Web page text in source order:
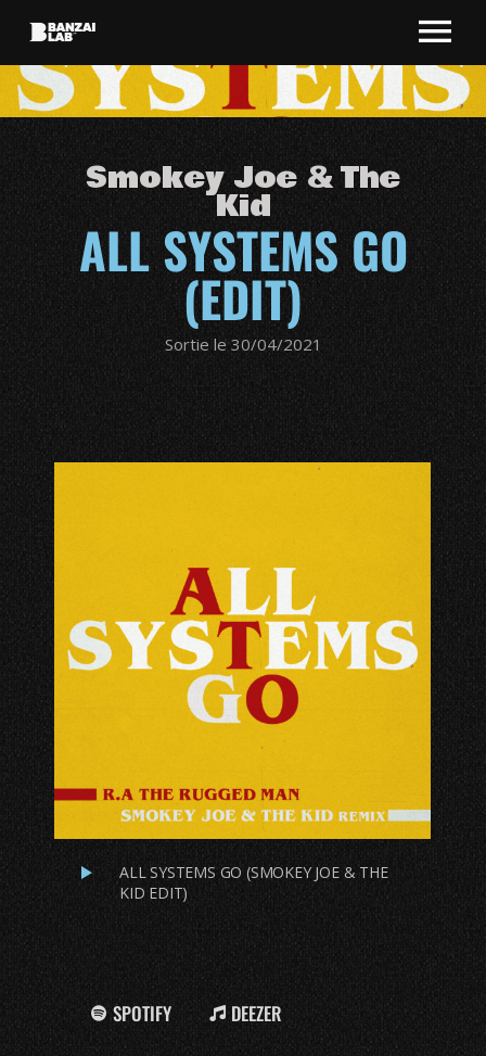
Smokey Joe & The
Kid
ALL SYSTEMS GO
(EDIT)
Sortie le 30/04/2021
ALL SYSTEMS GO (SMOKEY JOE & THE
KID EDIT)
SPOTIFY DEEZER